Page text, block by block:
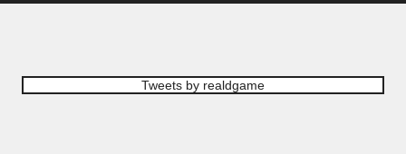
Tweets by realdgame